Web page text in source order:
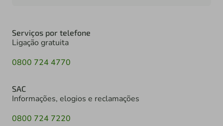
Serviços por telefone
Ligação gratuita
0800 724 4770
SAC
Informações, elogios e reclamações
0800 724 7220